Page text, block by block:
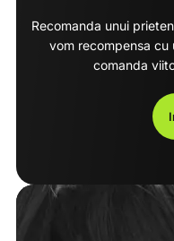
Recomanda unui
vom recompensa cu
comanda